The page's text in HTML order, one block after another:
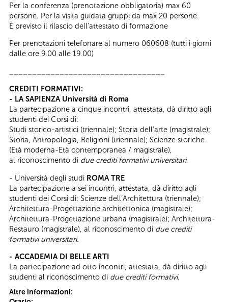
Per la conferenza (prenotazione obbligatoria) max 60
persone. Per la visita guidata gruppi da max 20 persone.
È previsto il rilascio dell’attestato di formazione
Per prenotazioni telefonare al numero 060608 (tutti i giorni
dalle ore 9.00 alle 19.00)
CREDITI FORMATIVI:
- LA SAPIENZA Università di Roma
La partecipazione a cinque incontri, attestata, dà diritto agli
studenti dei Corsi di:
Studi storico-artistici (triennale); Storia dell’arte (magistrale);
Storia, Antropologia, Religioni (triennale); Scienze storiche
(Età moderna-Età contemporanea / magistrale),
al riconoscimento di due crediti formativi universitari.
- Università degli studi ROMA TRE
La partecipazione a sei incontri, attestata, dà diritto agli
studenti dei Corsi di: Scienze dell’Architettura (triennale);
Architettura-Progettazione architettonica (magistrale);
Architettura-Progettazione urbana (magistrale); Architettura-
Restauro (magistrale), al riconoscimento di due crediti
formativi universitari.
- ACCADEMIA DI BELLE ARTI
La partecipazione ad otto incontri, attestata, dà diritto agli
studenti al riconoscimento di due crediti formativi.
Altre informazioni: